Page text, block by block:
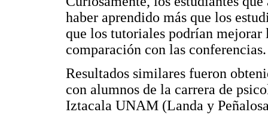
haber aprendido más que los
que los tutoriales podrían mejorar
comparación con las conferencias.
Resultados similares fueron
con alumnos de la carrera de
Iztacala UNAM (Landa y